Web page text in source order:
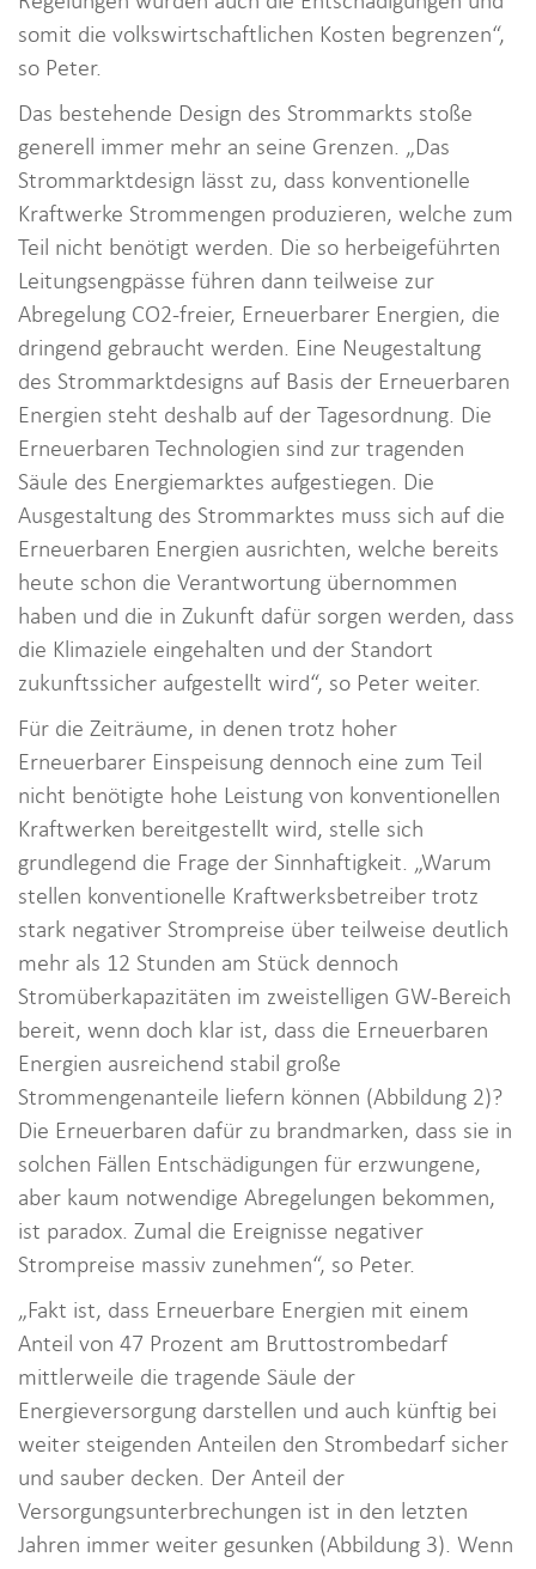
somit die volkswirtschaftlichen Kosten begrenzen“,
so Peter.
Das bestehende Design des Strommarkts stoße
generell immer mehr an seine Grenzen. „Das
Strommarktdesign lässt zu, dass konventionelle
Kraftwerke Strommengen produzieren, welche zum
Teil nicht benötigt werden. Die so herbeigeführten
Leitungsengpässe führen dann teilweise zur
Abregelung CO2-freier, Erneuerbarer Energien, die
dringend gebraucht werden. Eine Neugestaltung
des Strommarktdesigns auf Basis der Erneuerbaren
Energien steht deshalb auf der Tagesordnung. Die
Erneuerbaren Technologien sind zur tragenden
Säule des Energiemarktes aufgestiegen. Die
Ausgestaltung des Strommarktes muss sich auf die
Erneuerbaren Energien ausrichten, welche bereits
heute schon die Verantwortung übernommen
haben und die in Zukunft dafür sorgen werden, dass
die Klimaziele eingehalten und der Standort
zukunftssicher aufgestellt wird“, so Peter weiter.
Für die Zeiträume, in denen trotz hoher
Erneuerbarer Einspeisung dennoch eine zum Teil
nicht benötigte hohe Leistung von konventionellen
Kraftwerken bereitgestellt wird, stelle sich
grundlegend die Frage der Sinnhaftigkeit. „Warum
stellen konventionelle Kraftwerksbetreiber trotz
stark negativer Strompreise über teilweise deutlich
mehr als 12 Stunden am Stück dennoch
Stromüberkapazitäten im zweistelligen GW-Bereich
bereit, wenn doch klar ist, dass die Erneuerbaren
Energien ausreichend stabil große
Strommengenanteile liefern können (Abbildung 2)?
Die Erneuerbaren dafür zu brandmarken, dass sie in
solchen Fällen Entschädigungen für erzwungene,
aber kaum notwendige Abregelungen bekommen,
ist paradox. Zumal die Ereignisse negativer
Strompreise massiv zunehmen“, so Peter.
„Fakt ist, dass Erneuerbare Energien mit einem
Anteil von 47 Prozent am Bruttostrombedarf
mittlerweile die tragende Säule der
Energieversorgung darstellen und auch künftig bei
weiter steigenden Anteilen den Strombedarf sicher
und sauber decken. Der Anteil der
Versorgungsunterbrechungen ist in den letzten
Jahren immer weiter gesunken (Abbildung 3). Wenn